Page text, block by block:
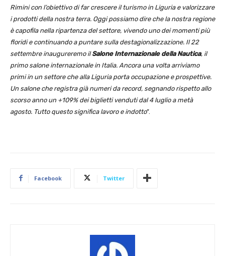
Rimini con l’obiettivo di far crescere il turismo in Liguria e valorizzare
i prodotti della nostra terra. Oggi possiamo dire che la nostra regione
è capofila nella ripartenza del settore, vivendo uno dei momenti più
floridi e continuando a puntare sulla destagionalizzazione. Il 22
settembre inaugureremo ilSalone Internazionale della Nautica, il
primo salone internazionale in Italia. Ancora una volta arriviamo
primi in un settore che alla Liguria porta occupazione e prospettive.
Un salone che registra già numeri da record, segnando rispetto allo
scorso anno un +109% dei biglietti venduti dal 4 luglio a metà
agosto. Tutto questo significa lavoro e indotto”.
Facebook Twitter